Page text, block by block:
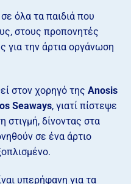
όλα τα παιδιά που
στους προπονητές
για την άρτια οργάνωση
στον χορηγό της Anosis
Seaways, γιατί πίστεψε
δίνοντας στα
σε ένα άρτιο
υπερήφανη για τα